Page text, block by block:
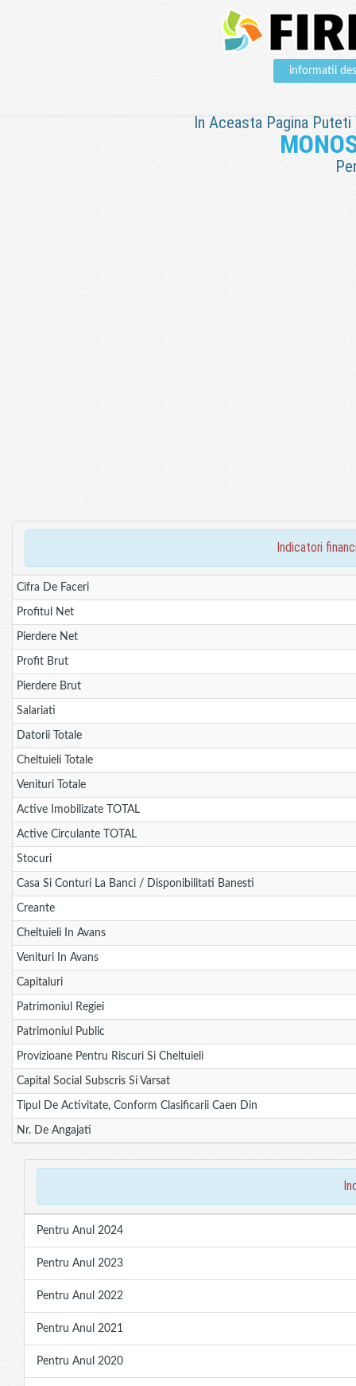
informatii
In Aceasta Pagina
indicatori
Cifra De Faceri
Profitul Net
Pierdere Net
Profit Brut
Pierdere Brut
Salariati
Datorii Totale
Cheltuieli Totale
Venituri Totale
Active Imobilizate TOTAL
Active Circulante TOTAL
Stocuri
Casa Si Conturi La Banci / Disponibilitati Banesti
Creante
Cheltuieli In Avans
Venituri In Avans
Capitaluri
Patrimoniul Regiei
Patrimoniul Public
Provizioane Pentru Riscuri Si Cheltuieli
Capital Social Subscris Si Varsat
Tipul De Activitate, Conform Clasificarii Caen Din
Nr. De Angajati
Pentru Anul 2024
Pentru Anul 2023
Pentru Anul 2022
Pentru Anul 2021
Pentru Anul 2020